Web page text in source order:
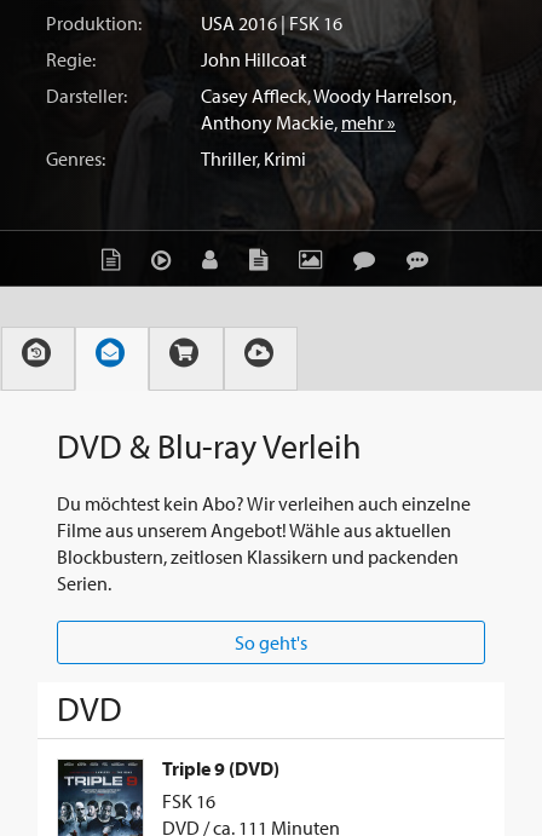
Produktion:
USA 2016 | FSK 16
Regie:
John Hillcoat
Darsteller:
Casey Affleck,Woody Harrelson,
Anthony Mackie, mehr »
Genres:
Thriller, Krimi
DVD & Blu-ray Verleih
Du möchtest kein Abo? Wir verleihen auch einzelne
Filme aus unserem Angebot! Wähle aus aktuellen
Blockbustern, zeitlosen Klassikern und packenden
Serien.
So geht's
DVD
Triple 9 (DVD)
FSK 16
DVD / ca. 111 Minuten